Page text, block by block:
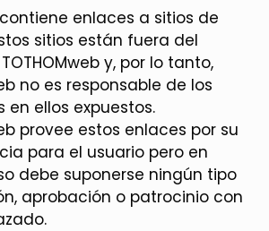
enlaces a sitios de
sitios están fuera del
y, por lo tanto,
no es responsable de los
en ellos expuestos.
provee estos enlaces por su
para el usuario pero en
debe suponerse ningún tipo
aprobación o patrocinio con